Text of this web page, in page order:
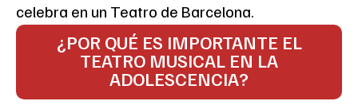
celebra en un Teatro de Barcelona.
¿POR QUÉ ES IMPORTANTE EL
TEATRO MUSICAL EN LA
ADOLESCENCIA?